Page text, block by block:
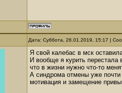
Дата: Суббота, 26.01.2019, 15:17 |
Я свой калебас в мск
И вообще я курить
что в жизни нужно что-то
А синдрома отмены уже почти
мотивация и замещение